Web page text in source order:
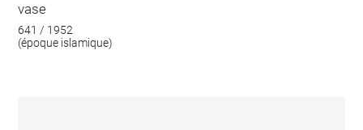
vase
641 / 1952
(époque islamique)